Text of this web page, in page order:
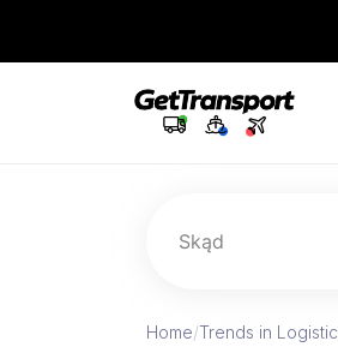
Skąd
Home/Trends in Logistic